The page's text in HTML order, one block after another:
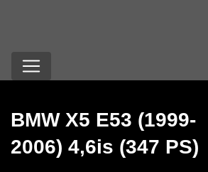
BMW X5 E53 (1999-
2006) 4,6is (347 PS)